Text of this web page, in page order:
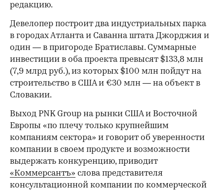
редакцию.
Девелопер построит два индустриальных парка
в городах Атланта и Саванна штата Джорджия и
один — в пригороде Братиславы. Суммарные
инвестиции в оба проекта превысят $133,8 млн
(7,9 млрд руб.), из которых $100 млн пойдут на
строительство в США и €30 млн — на объект в
Словакии.
Выход PNK Group на рынки США и Восточной
Европы «по плечу только крупнейшим
компаниям сектора» и говорит об уверенности
компании в своем продукте и возможности
выдержать конкуренцию, приводит
«Коммерсантъ» слова представителя
консультационной компании по коммерческой